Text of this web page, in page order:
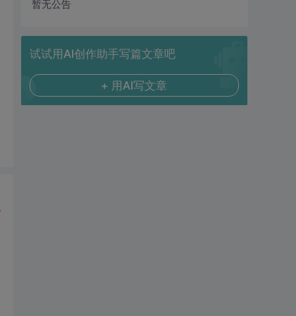
暂无公告
试试用AI创作助手写篇文章吧
+ 用AI写文章